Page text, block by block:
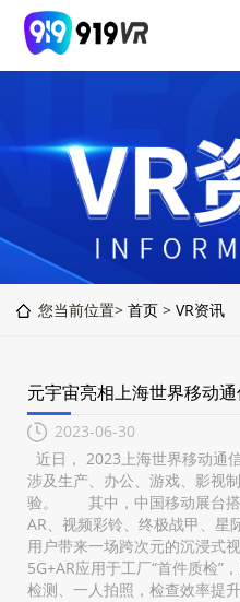
您当前位置> 首页 > VR资讯
元宇宙亮相上海世界移动
2023-06-30
近日， 2023上海世界移动通
涉及生产、办公、游戏、影视
验。 其中，中国移动展台搭
AR、视频彩铃、终极战甲、星
用户带来一场跨次元的沉浸
5G+AR应用于工厂“首件质检”
检测、一人拍照，检查效率提